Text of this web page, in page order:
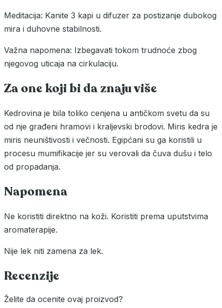
Meditacija: Kanite 3 kapi u difuzer za postizanje dubokog
mira i duhovne stabilnosti.
Važna napomena: Izbegavati tokom trudnoće zbog
njegovog uticaja na cirkulaciju.
Za one koji bi da znaju više
Kedrovina je bila toliko cenjena u antičkom svetu da su
od nje građeni hramovi i kraljevski brodovi. Miris kedra je
miris neuništivosti i večnosti. Egipćani su ga koristili u
procesu mumifikacije jer su verovali da čuva dušu i telo
od propadanja.
Napomena
Ne koristiti direktno na koži. Koristiti prema uputstvima
aromaterapije.
Nije lek niti zamena za lek.
Recenzije
Želite da ocenite ovaj proizvod?